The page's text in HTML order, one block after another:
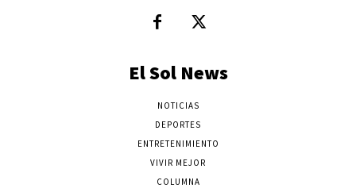
El Sol News
NOTICIAS
DEPORTES
ENTRETENIMIENTO
VIVIR MEJOR
COLUMNA